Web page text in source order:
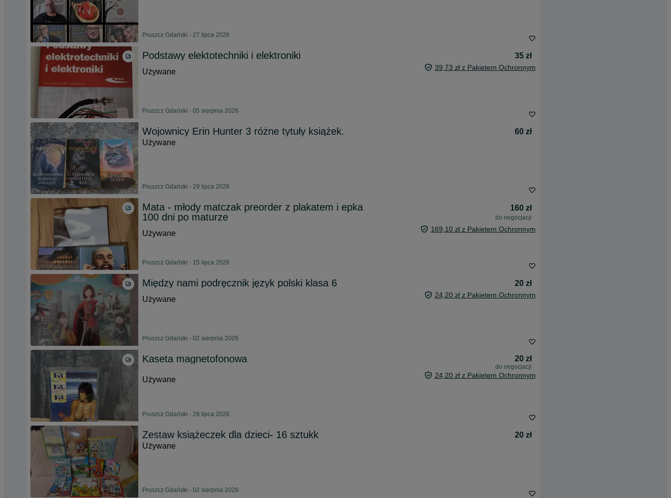
Pruszcz Gdański - 27 lipca 2026
Podstawy elektotechniki i elektroniki
35 zł
Używane
39,73 zł z Pakietem Ochronnym
Pruszcz Gdański - 05 sierpnia 2026
Wojownicy Erin Hunter 3 różne tytuły książek.
60 zł
Używane
Pruszcz Gdański - 29 lipca 2026
Mata - młody matczak preorder z plakatem i epka
100 dni po maturze
160 zł
do negocjacji
Używane 169,10 zł z Pakietem Ochronnym
Pruszcz Gdański - 15 lipca 2026
Między nami podręcznik język polski klasa 6
20 zł
Używane
24,20 zł z Pakietem Ochronnym
Pruszcz Gdański - 02 sierpnia 2026
Kaseta magnetofonowa 20 zł
do negocjacji
Używane 24,20 zł z Pakietem Ochronnym
Pruszcz Gdański - 29 lipca 2026
Zestaw książeczek dla dzieci- 16 sztukk
20 zł
Używane
Pruszcz Gdański - 02 sierpnia 2026